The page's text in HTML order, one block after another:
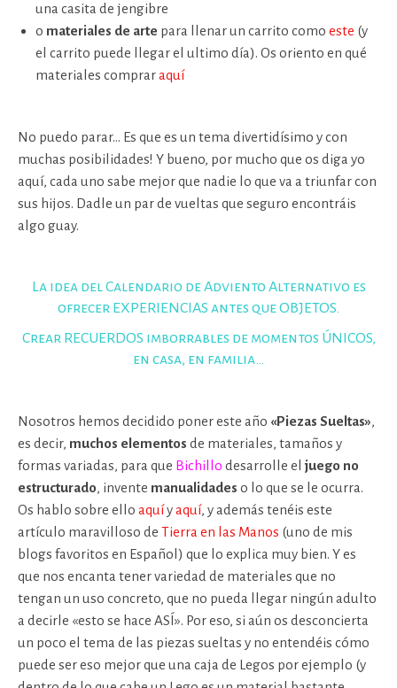
una casita de jengibre
o materiales de arte para llenar un carrito como este (y
el carrito puede llegar el ultimo día). Os oriento en qué
materiales compraraquí
No puedo parar… Es que es un tema divertidísimo y con
muchas posibilidades! Y bueno, por mucho que os diga yo
aquí, cada uno sabe mejor que nadie lo que va a triunfar con
sus hijos. Dadle un par de vueltas que seguro encontráis
algo guay.
La idea del Calendario de Adviento Alternativo es
ofrecer EXPERIENCIAS antes que OBJETOS.
Crear RECUERDOS imborrables de momentos ÚNICOS,
en casa, en familia…
Nosotros hemos decidido poner este año «Piezas Sueltas»,
es decir, muchos elementos de materiales, tamaños y
formas variadas, para que Bichillo desarrolle el juego no
estructurado, invente manualidades o lo que se le ocurra.
Os hablo sobre ello aquíyaquí, y además tenéis este
artículo maravilloso de Tierra en las Manos (uno de mis
blogs favoritos en Español) que lo explica muy bien. Y es
que nos encanta tener variedad de materiales que no
tengan un uso concreto, que no pueda llegar ningún adulto
a decirle «esto se hace ASÍ». Por eso, si aún os desconcierta
un poco el tema de las piezas sueltas y no entendéis cómo
puede ser eso mejor que una caja de Legos por ejemplo (y